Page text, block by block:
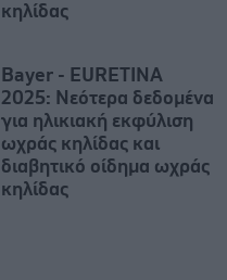
κηλίδας
Bayer - EURETINA
2025: Νεότερα δεδομένα
για ηλικιακή εκφύλιση
ωχράς κηλίδας και
διαβητικό οίδημα ωχράς
κηλίδας